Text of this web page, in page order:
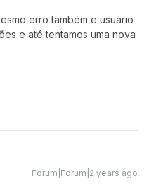
erro também e usuário
e até tentamos uma nova
Forum|Forum|2 years ago